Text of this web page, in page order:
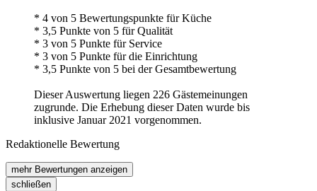
* 4 von 5 Bewertungspunkte für Küche
* 3,5 Punkte von 5 für Qualität
* 3 von 5 Punkte für Service
* 3 von 5 Punkte für die Einrichtung
* 3,5 Punkte von 5 bei der Gesamtbewertung
Dieser Auswertung liegen 226 Gästemeinungen
zugrunde. Die Erhebung dieser Daten wurde bis
inklusive Januar 2021 vorgenommen.
Redaktionelle Bewertung
mehr Bewertungen anzeigen
schließen